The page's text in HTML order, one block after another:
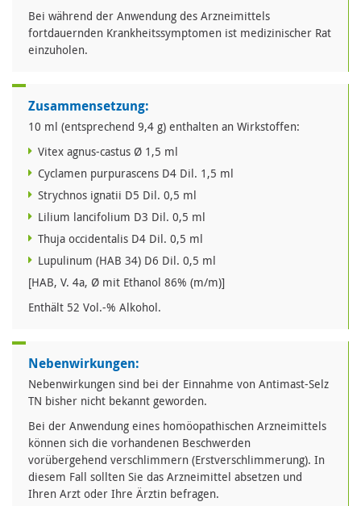
Bei während der Anwendung des Arzneimittels
fortdauernden Krankheitssymptomen ist medizinischer Rat
einzuholen.
Zusammensetzung:
10 ml (entsprechend 9,4 g) enthalten an Wirkstoffen:
Vitex agnus-castus Ø 1,5 ml
Cyclamen purpurascens D4 Dil. 1,5 ml
Strychnos ignatii D5 Dil. 0,5 ml
Lilium lancifolium D3 Dil. 0,5 ml
Thuja occidentalis D4 Dil. 0,5 ml
Lupulinum (HAB 34) D6 Dil. 0,5 ml
[HAB, V. 4a, Ø mit Ethanol 86% (m/m)]
Enthält 52 Vol.-% Alkohol.
Nebenwirkungen:
Nebenwirkungen sind bei der Einnahme von Antimast-Selz
TN bisher nicht bekannt geworden.
Bei der Anwendung eines homöopathischen Arzneimittels
können sich die vorhandenen Beschwerden
vorübergehend verschlimmern (Erstverschlimmerung). In
diesem Fall sollten Sie das Arzneimittel absetzen und
Ihren Arzt oder Ihre Ärztin befragen.